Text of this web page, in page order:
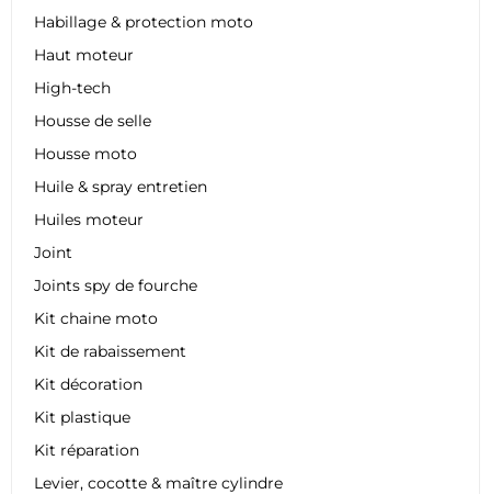
Habillage & protection moto
Haut moteur
High-tech
Housse de selle
Housse moto
Huile & spray entretien
Huiles moteur
Joint
Joints spy de fourche
Kit chaine moto
Kit de rabaissement
Kit décoration
Kit plastique
Kit réparation
Levier, cocotte & maître cylindre